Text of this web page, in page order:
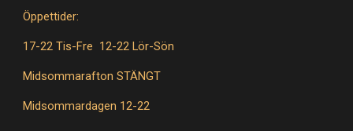
Öppettider:
17-22 Tis-Fre 12-22 Lör-Sön
Midsommarafton STÄNGT
Midsommardagen 12-22